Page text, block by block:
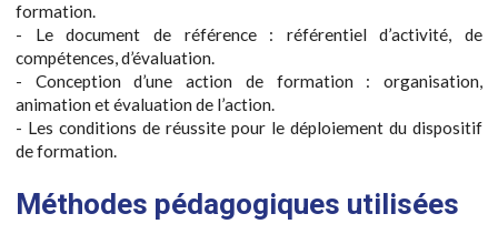
formation.
- Le document de référence : référentiel d’activité, de
compétences, d’évaluation.
- Conception d’une action de formation : organisation,
animation et évaluation de l’action.
- Les conditions de réussite pour le déploiement du dispositif
de formation.
Méthodes pédagogiques utilisées